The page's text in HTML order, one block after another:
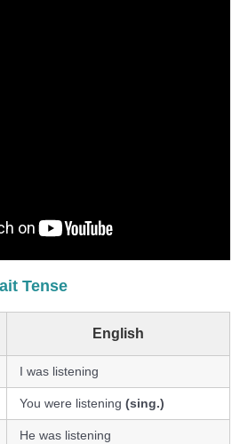
Tense
English
I was listening
You were listening (sing.)
He was listening